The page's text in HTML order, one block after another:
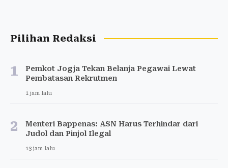
Pilihan Redaksi
1
Pemkot Jogja Tekan Belanja Pegawai Lewat
Pembatasan Rekrutmen
1 jam lalu
2
Menteri Bappenas: ASN Harus Terhindar dari
Judol dan Pinjol Ilegal
13 jam lalu